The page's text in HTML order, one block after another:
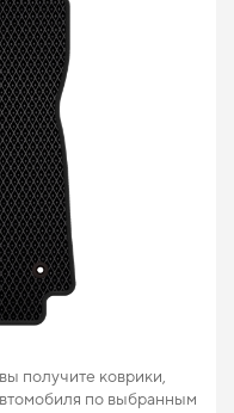
получите коврики,
по выбранным